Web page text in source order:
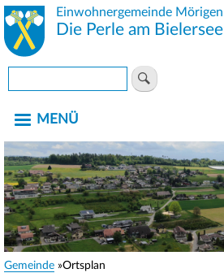
Direkt
zum
Einwohnergemeinde Mörigen
Die Perle am Bielersee
Suche
MENÜ
Gemeinde Ortsplan